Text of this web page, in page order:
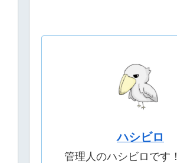
ハシビロ
管理人のハシビロです！